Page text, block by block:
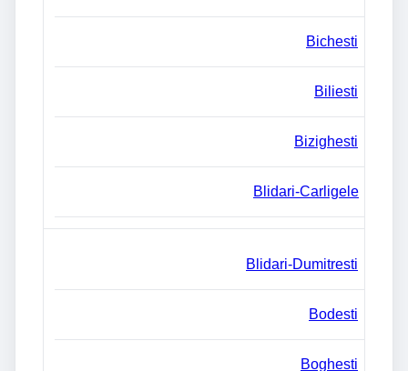
Bichesti
Biliesti
Bizighesti
Blidari-Carligele
Blidari-Dumitresti
Bodesti
Boghesti